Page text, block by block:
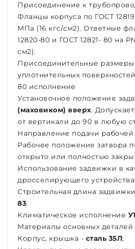
Присоединение к
Фланцы корпуса по ГОСТ
МПа (16 кгс/см2). Ответные
12820-80 и ГОСТ 12821- 80 на
см2).
Присоединительные
уплотнительных
80 исполнение
Установочное положение
(маховиком) вверх.
от вертикали до 90 в любую
Направление подачи
Рабочее положение затвора
открыто или полностью
Использование задвижки в
дросселирующего устройства
Строительная длина
83.
Климатическое исполнение
Материалы основных
Корпус, крышка - сталь 35Л;